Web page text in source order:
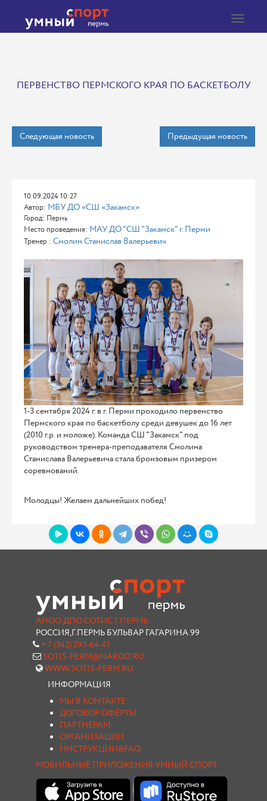
Toggle
ПЕРВЕНСТВО ПЕРМСКОГО КРАЯ ПО БАСКЕТБОЛУ
Следующая новость Предыдущая новость
10.09.2024 10:27
Автор: МБУ ДО «СШ «Закамск»
Город: Пермь
Место проведения: МАУ ДО "СШ "Закамск" г. Перми
Тренер : Смолин Станислав Валерьевич
1-3 сентября 2024 г. в г. Перми проходило первенство
Пермского края по баскетболу среди девушек до 16 лет
(2010 г.р. и моложе). Команда СШ "Закамск" под
руководством тренера-преподавателя Смолина
Станислава Валерьевича стала бронзовым призером
соревнований.
Молодцы! Желаем дальнейших побед!
АНОО ДПО СОТИС Г.ПЕРМЬ
РОССИЯ,Г.ПЕРМЬ БУЛЬВАР ГАГАРИНА 99
+ 7 (342) 293-64-41
SOTIS-PERM@NAROD.RU
WWW.SOTIS-PERM.RU
ИНФОРМАЦИЯ
МЫ В КОНТАКТЕ
ДОГОВОР ОФЕРТЫ
ПАРТНЕРАМ
ОРГАНИЗАЦИИ
ИНСТРУКЦИИ&FAQ
МОБИЛЬНЫЕ ПРИЛОЖЕНИЯ УМНЫЙ СПОРТ